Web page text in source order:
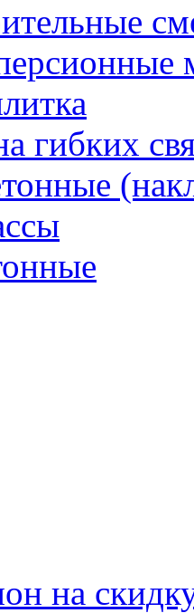
гибких
на